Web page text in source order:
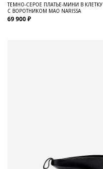
ТЕМНО-СЕРОЕ ПЛАТЬЕ-МИНИ В КЛЕТКУ
С ВОРОТНИКОМ МАО NARISSA
69 900 ₽